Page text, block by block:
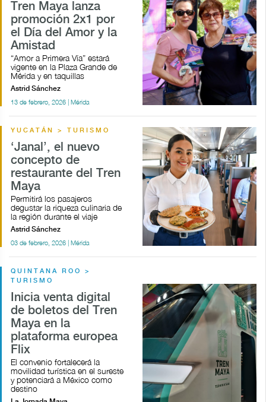
Tren Maya lanza
promoción 2x1 por
el Día del Amor y la
Amistad
“Amor a Primera Vía” estará
vigente en la Plaza Grande de
Mérida y en taquillas
Astrid Sánchez
13 de febrero, 2026 | Mérida
YUCATÁN > TURISMO
‘Janal’, el nuevo
concepto de
restaurante del Tren
Maya
Permitirá los pasajeros
degustar la riqueza culinaria de
la región durante el viaje
Astrid Sánchez
03 de febrero, 2026 | Mérida
QUINTANA ROO >
TURISMO
Inicia venta digital
de boletos del Tren
Maya en la
plataforma europea
Flix
El convenio fortalecerá la
movilidad turística en el sureste
y potenciará a México como
destino